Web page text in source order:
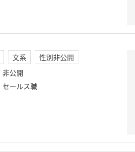
文系
性別非公開
非公開
セールス職